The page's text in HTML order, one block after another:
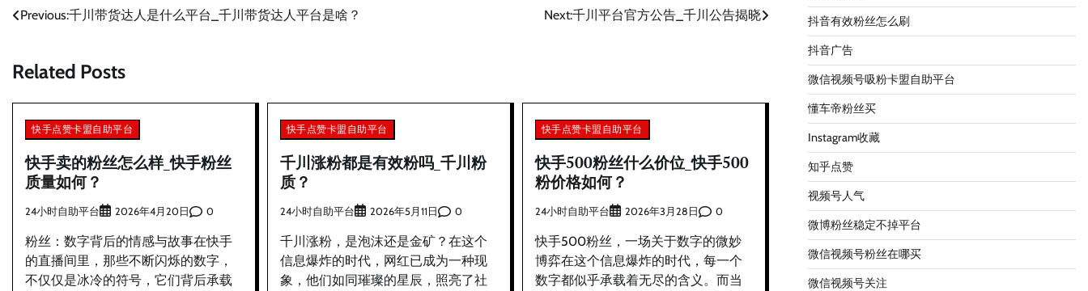
文
导
航
Previous:千川带货达人是什么平台_千川带货达人平台是啥？ Next:千川平台官方公告_千川公告揭晓
Related Posts
快手点赞卡盟自助平台
快手卖的粉丝怎么样_快手粉丝
质量如何？
24小时自助平台 2026年4月20日 0
粉丝：数字背后的情感与故事在快手
的直播间里，那些不断闪烁的数字，
不仅仅是冰冷的符号，它们背后承载
快手点赞卡盟自助平台
千川涨粉都是有效粉吗_千川粉
质？
24小时自助平台 2026年5月11日 0
千川涨粉，是泡沫还是金矿？在这个
信息爆炸的时代，网红已成为一种现
象，他们如同璀璨的星辰，照亮了社
快手点赞卡盟自助平台
快手500粉丝什么价位_快手500
粉价格如何？
24小时自助平台 2026年3月28日 0
快手500粉丝，一场关于数字的微妙
博弈在这个信息爆炸的时代，每一个
数字都似乎承载着无尽的含义。而当
抖音有效粉丝怎么刷
抖音广告
微信视频号吸粉卡盟自助平台
懂车帝粉丝买
Instagram收藏
知乎点赞
视频号人气
微博粉丝稳定不掉平台
微信视频号粉丝在哪买
微信视频号关注